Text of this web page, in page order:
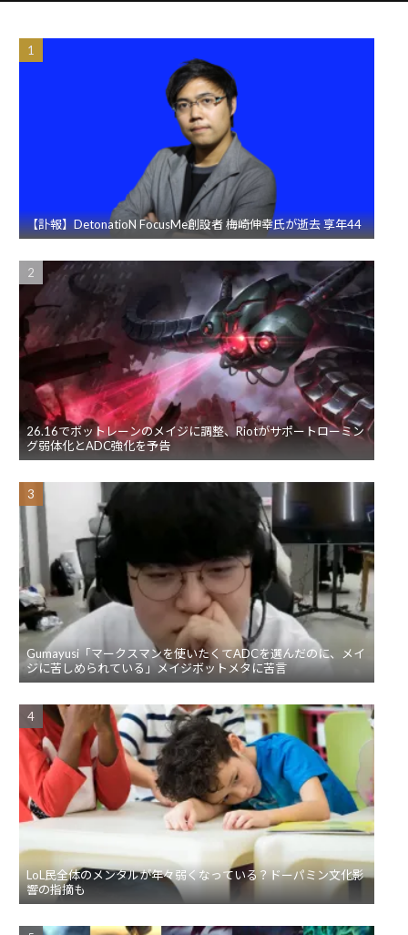
【訃報】DetonatioN FocusMe創設者 梅崎伸幸氏が逝去 享年44
26.16でボットレーンのメイジに調整、Riotがサポートローミン
グ弱体化とADC強化を予告
Gumayusi「マークスマンを使いたくてADCを選んだのに、メイ
ジに苦しめられている」メイジボットメタに苦言
LoL民全体のメンタルが年々弱くなっている？ドーパミン文化影
響の指摘も